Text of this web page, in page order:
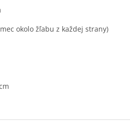
okolo žľabu z každej strany)